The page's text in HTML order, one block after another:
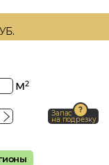
м2
Запас
на подрезку